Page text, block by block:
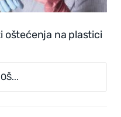
oštećenja na plastici